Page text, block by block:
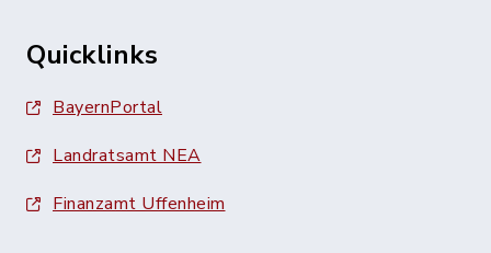
Quicklinks
BayernPortal
Landratsamt NEA
Finanzamt Uffenheim